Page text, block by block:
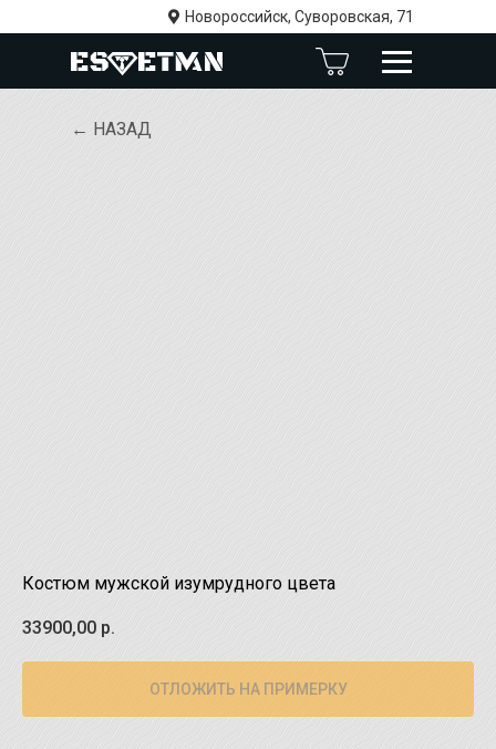
Новороссийск, Суворовская, 71
← НАЗАД
Костюм мужской изумрудного цвета
33900,00 р.
ОТЛОЖИТЬ НА ПРИМЕРКУ